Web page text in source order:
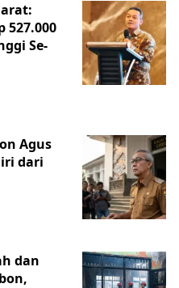
527.000
Se-
Agus
dari
dan